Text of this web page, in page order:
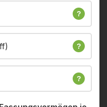
?
?
?